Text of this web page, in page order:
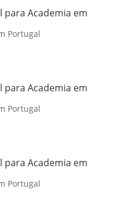
Academia em
Portugal
Academia em
Portugal
Academia em
Portugal